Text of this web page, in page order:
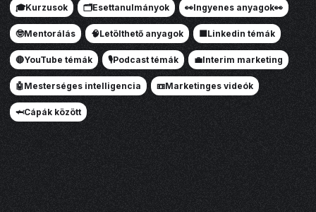
🎓Kurzusok 🗂️Esettanulmányok 👀Ingyenes anyagok👀
🤓Mentorálás 🧠Letölthető anyagok 🟦Linkedin témák
🔴YouTube témák 🎙️Podcast témák 💼Interim marketing
🤖Mesterséges intelligencia 📼Marketinges videók
🦈Cápák között